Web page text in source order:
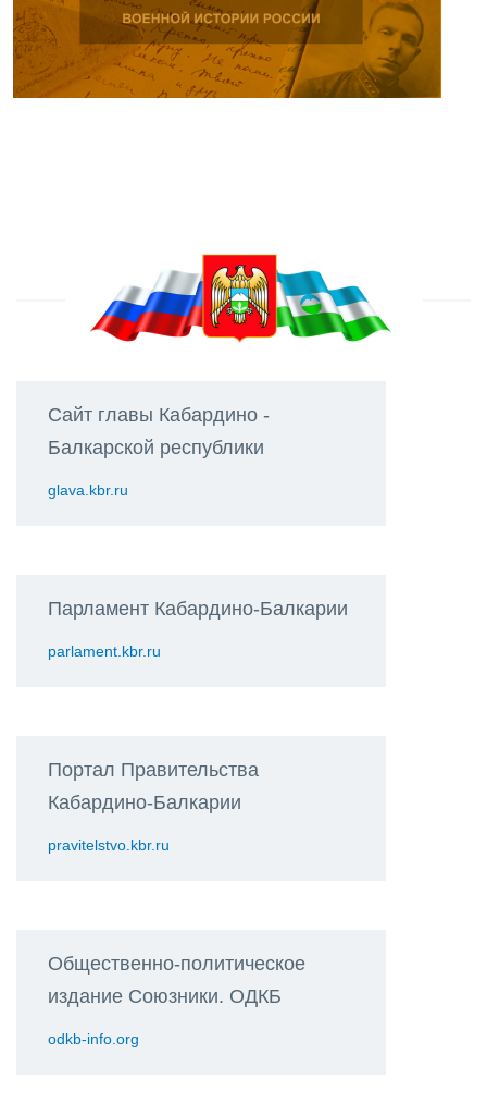
Сайт главы Кабардино -
Балкарской республики
glava.kbr.ru
Парламент Кабардино-Балкарии
parlament.kbr.ru
Портал Правительства
Кабардино-Балкарии
pravitelstvo.kbr.ru
Общественно-политическое
издание Союзники. ОДКБ
odkb-info.org